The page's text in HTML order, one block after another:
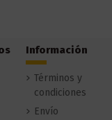
Información
Términos y
condiciones
Envío